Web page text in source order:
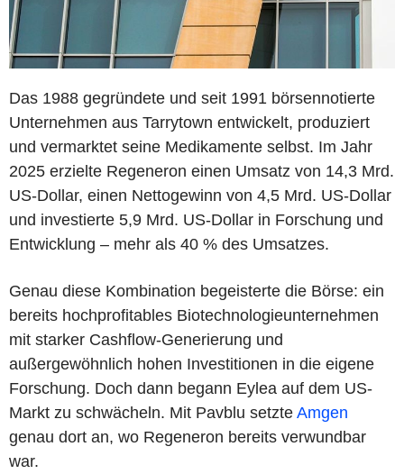
Das 1988 gegründete und seit 1991 börsennotierte
Unternehmen aus Tarrytown entwickelt, produziert
und vermarktet seine Medikamente selbst. Im Jahr
2025 erzielte Regeneron einen Umsatz von 14,3 Mrd.
US-Dollar, einen Nettogewinn von 4,5 Mrd. US-Dollar
und investierte 5,9 Mrd. US-Dollar in Forschung und
Entwicklung – mehr als 40 % des Umsatzes.
Genau diese Kombination begeisterte die Börse: ein
bereits hochprofitables Biotechnologieunternehmen
mit starker Cashflow-Generierung und
außergewöhnlich hohen Investitionen in die eigene
Forschung. Doch dann begann Eylea auf dem US-
Markt zu schwächeln. Mit Pavblu setzte Amgen
genau dort an, wo Regeneron bereits verwundbar
war.